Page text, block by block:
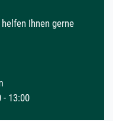
Ihnen gerne
- 13:00